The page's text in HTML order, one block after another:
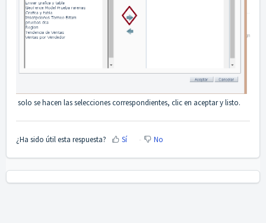
solo se hacen las selecciones correspondientes, clic en aceptar y listo.
¿Ha sido útil esta respuesta? Sí No